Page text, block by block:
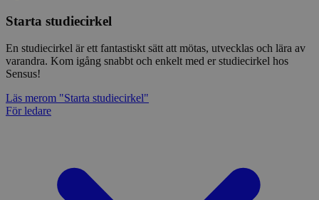
Starta studiecirkel
En studiecirkel är ett fantastiskt sätt att mötas, utvecklas och lära av
varandra. Kom igång snabbt och enkelt med er studiecirkel hos
Sensus!
Läs merom "Starta studiecirkel"
För ledare